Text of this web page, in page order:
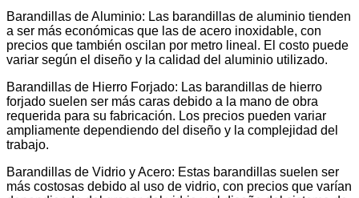
Barandillas de Aluminio: Las barandillas de aluminio tienden
a ser más económicas que las de acero inoxidable, con
precios que también oscilan por metro lineal. El costo puede
variar según el diseño y la calidad del aluminio utilizado.
Barandillas de Hierro Forjado: Las barandillas de hierro
forjado suelen ser más caras debido a la mano de obra
requerida para su fabricación. Los precios pueden variar
ampliamente dependiendo del diseño y la complejidad del
trabajo.
Barandillas de Vidrio y Acero: Estas barandillas suelen ser
más costosas debido al uso de vidrio, con precios que varían